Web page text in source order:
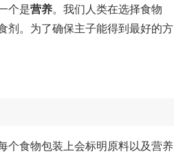
个是营养。我们人类在选择食物
剂。为了确保主子能得到最好的方
个食物包装上会标明原料以及营养